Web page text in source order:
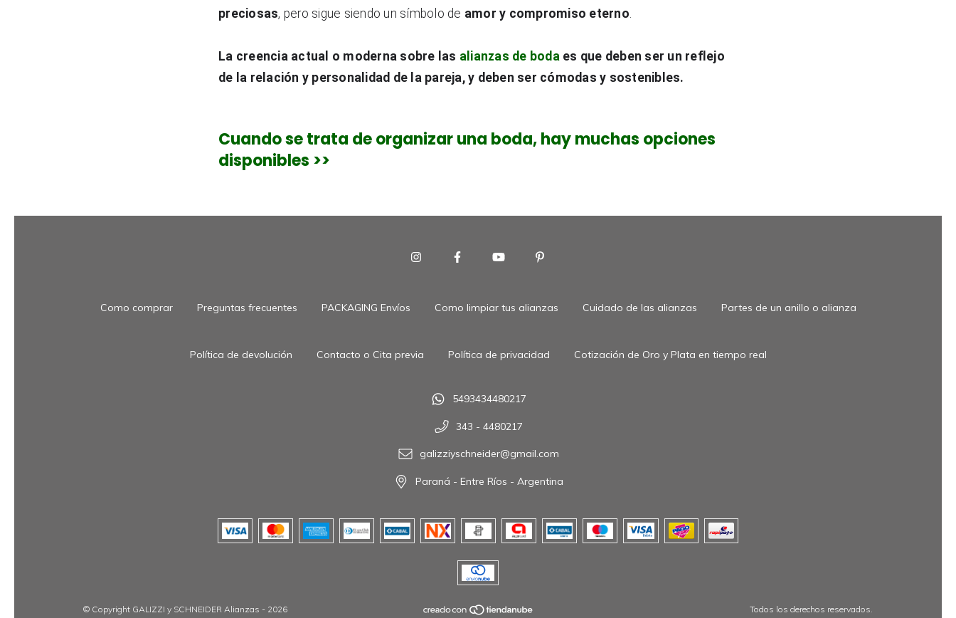
preciosas, pero sigue siendo un símbolo de amor y compromiso eterno
La creencia actual o moderna sobre las alianzas de boda es que deben ser un reflejo
de la relación y personalidad de la pareja, y deben ser cómodas y sostenibles.
Cuando se trata de organizar una boda, hay muchas opciones
disponibles >>
Como comprar Preguntas frecuentes PACKAGING Envíos Como limpiar tus alianzas Cuidado de las alianzas Partes de un anillo o alianza
Política de devolución Contacto o Cita previa Política de privacidad Cotización de Oro y Plata en tiempo real
5493434480217
343 - 4480217
galizziyschneider@gmail.com
Paraná - Entre Ríos - Argentina
© Copyright GALIZZI y SCHNEIDER Alianzas - 2026 Todos los derechos reservados.